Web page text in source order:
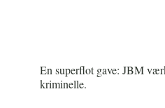
En superflot gave: JBM
kriminelle.